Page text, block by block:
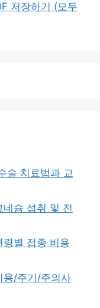
저장하기 (모두
술 치료법과 교
슘 섭취 및 전
별 접종 비용
용/주기/주의사